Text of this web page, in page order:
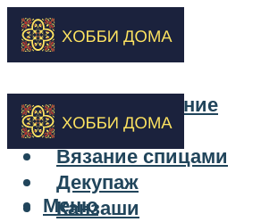
Бисероплетение
Вышивка
Вязание спицами
Декупаж
Канзаши
Меню